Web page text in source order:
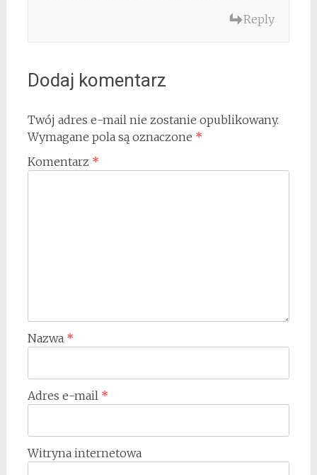
Reply
Dodaj komentarz
Twój adres e-mail nie zostanie opublikowany.
Wymagane pola są oznaczone *
Komentarz *
Nazwa *
Adres e-mail *
Witryna internetowa